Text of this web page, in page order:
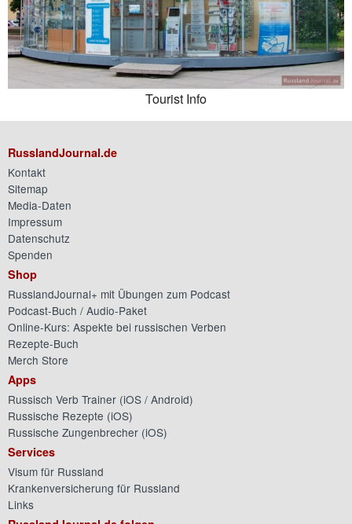
Tourist Info
RusslandJournal.de
Kontakt
Sitemap
Media-Daten
Impressum
Datenschutz
Spenden
Shop
RusslandJournal+ mit Übungen zum Podcast
Podcast-Buch / Audio-Paket
Online-Kurs: Aspekte bei russischen Verben
Rezepte-Buch
Merch Store
Apps
Russisch Verb Trainer (iOS / Android)
Russische Rezepte (iOS)
Russische Zungenbrecher (iOS)
Services
Visum für Russland
Krankenversicherung für Russland
Links